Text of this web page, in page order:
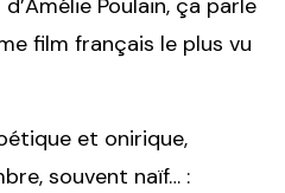
Poulain, ça parle
film français le plus vu
et onirique,
souvent naïf… :